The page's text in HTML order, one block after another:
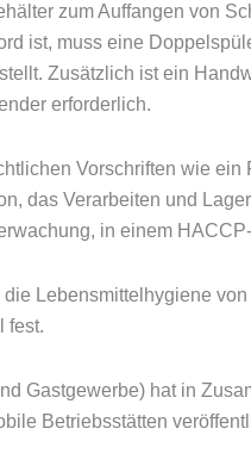
zum Auffangen von
ist, muss eine
Zusätzlich ist ein
erforderlich.
Vorschriften wie
das Verarbeiten und
in einem
Lebensmittelhygiene
fest.
Gastgewerbe) hat in
Betriebsstätten